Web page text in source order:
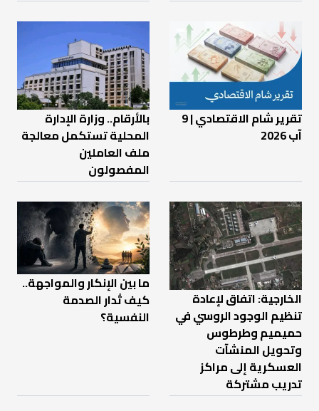
تقرير شام الاقتصادي | 9
آب 2026
بالأرقام.. وزارة الإدارة
المحلية تستكمل معالجة
ملف العاملين
المفصولون
الخارجية: اتفاق لإعادة
تنظيم الوجود الروسي في
حميميم وطرطوس
وتحويل المنشآت
العسكرية إلى مراكز
تدريب مشتركة
ما بين الإنكار والمواجهة..
كيف تُدار الصدمة
النفسية؟